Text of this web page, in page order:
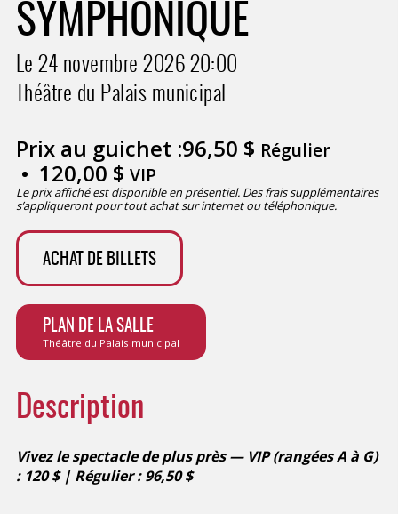
SYMPHONIQUE
Le 24 novembre 202620:00
Théâtre du Palais municipal
Prix au guichet :96,50 $ Régulier
120,00 $ VIP
Le prix affiché est disponible en présentiel. Des frais supplémentaires
s’appliqueront pour tout achat sur internet ou téléphonique.
ACHAT DE BILLETS
PLAN DE LA SALLE
Théâtre du Palais municipal
Description
Vivez le spectacle de plus près — VIP (rangées A à G)
: 120 $ | Régulier : 96,50 $